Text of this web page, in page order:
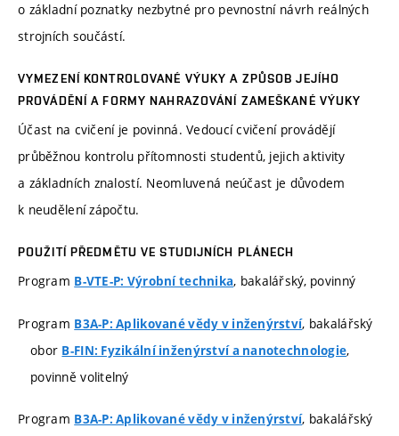
o základní poznatky nezbytné pro pevnostní návrh reálných
strojních součástí.
VYMEZENÍ KONTROLOVANÉ VÝUKY A ZPŮSOB JEJÍHO
PROVÁDĚNÍ A FORMY NAHRAZOVÁNÍ ZAMEŠKANÉ VÝUKY
Účast na cvičení je povinná. Vedoucí cvičení provádějí
průběžnou kontrolu přítomnosti studentů, jejich aktivity
a základních znalostí. Neomluvená neúčast je důvodem
k neudělení zápočtu.
POUŽITÍ PŘEDMĚTU VE STUDIJNÍCH PLÁNECH
Program B-VTE-P: Výrobní technika, bakalářský, povinný
Program B3A-P: Aplikované vědy v inženýrství, bakalářský
obor B-FIN: Fyzikální inženýrství a nanotechnologie,
povinně volitelný
Program B3A-P: Aplikované vědy v inženýrství, bakalářský